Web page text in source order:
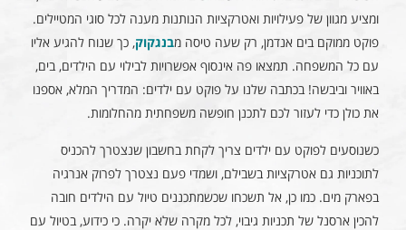
ומציע מגוון של פעילויות ואטרקציות הנותנות מענה לכל סוגי המטיילים.
פוקט ממוקם בים אנדמן, רק שעה טיסה מבנגקוק, כך שנוח להגיע אליו
עם כל המשפחה. תמצאו פה אינסוף אפשרויות לבילוי עם הילדים, בים,
באוויר וביבשה! בכתבה שלנו על פוקט עם ילדים: המדריך המלא, אספנו
את כולן כדי לעזור לכם לתכנן חופשה משפחתית מהחלומות.
כשנוסעים לפוקט עם ילדים צריך לקחת בחשבון שנצטרך להכניס
לתוכניות גם אטרקציות בשבילם, ושמדי פעם נצטרך לפרוק אנרגיה
בפארק מים. כמו כן, אל תשכחו שכשמתכננים טיול עם הילדים חובה
להכין ארסנל של תכניות גיבוי, לכל מקרה שלא יקרה. כי כידוע, בטיול עם